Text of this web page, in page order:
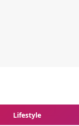
Lifestyle